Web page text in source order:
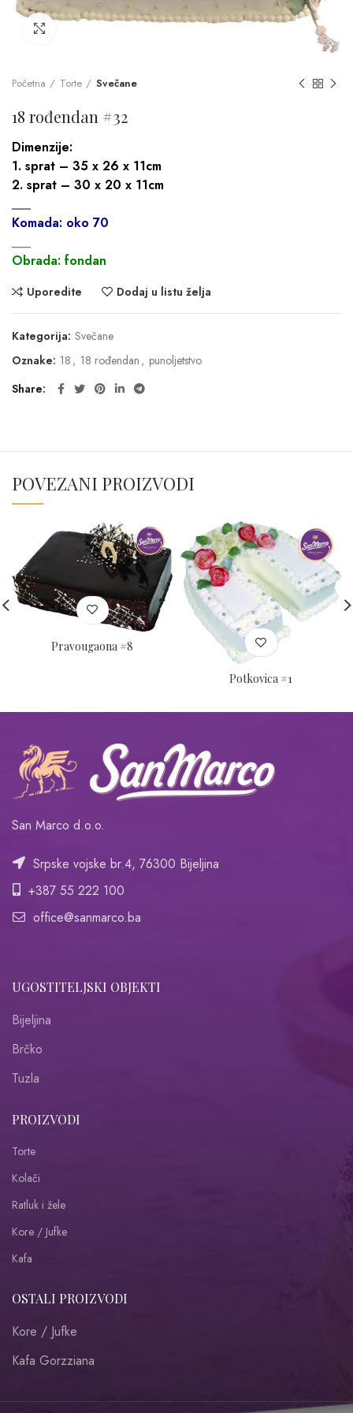
Početna Torte Svečane
18 rođendan #32
Dimenzije:
1. sprat – 35 x 26 x 11cm
2. sprat – 30 x 20 x 11cm
Komada: oko 70
Obrada: fondan
Uporedite Dodaj u listu želja
Kategorija: Svečane
Oznake: 18 , 18 rođendan , punoljetstvo
Share
POVEZANI PROIZVODI
Pravougaona #8
Potkovica #1
San Marco d.o.o.
Srpske vojske br.4, 76300 Bijeljina
+387 55 222 100
office@sanmarco.ba
UGOSTITELJSKI OBJEKTI
Bijeljina
Brčko
Tuzla
PROIZVODI
Torte
Kolači
Ratluk i žele
Kore / Jufke
Kafa
OSTALI PROIZVODI
Kore / Jufke
Kafa Gorzziana